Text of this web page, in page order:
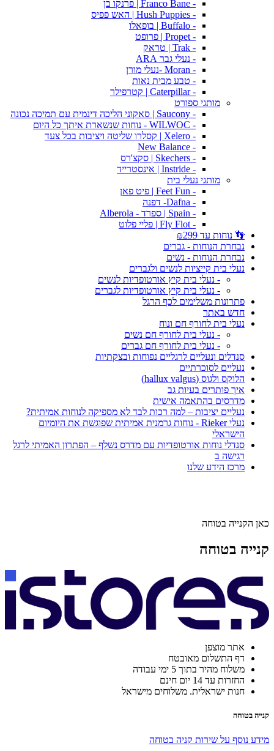
- Franco Bane | פרנקו בן
- Hush Puppies | האש פפיס
- Buffalo | בופאלו
- Propet | פרופט
- Trak | טראק
- נעלי גבר ARA
- Moran -נעלי מורן
- טבע מבית נאות
- Caterpillar | קטרפילר
מותגי ספורט
- Saucony | סאקוני הליכה דינמית עם תמיכה נכונה
- WILWOC - נוחות שנשארת איתך כל היום
- Xelero | קסלרו שליטה ויציבות בכל צעד
- New Balance
- Skechers | סקצ'רס
- Instride | אינסטרייד
מותגי נעלי בית
- Feet Fun | פיט פאן
- Dafna- דפנה
- Spain | ספרד - Alberola
- Fly Flot | פליי פלוט
👣 נוחות עד ₪299
נבחרת הנוחות - גברים
נבחרת הנוחות - נשים
נעלי בית קייציות לנשים ולגברים
- נעלי בית קיץ אורטופדיות לנשים
- נעלי בית קיץ אורטופדיות לגברים
פתרונות משלימים לכף הרגל
חדש באתר
נעלי בית לחורף חם ונוח
- נעלי בית לחורף חם נשים
- נעלי בית לחורף חם גברים
סנדלים ונעליים לרגליים נפוחות ובצקתיות
נעליים לסוכרתיים
הלוקס ולגוס (hallux valgus)
איך פותרים בעיות גב
מדרסים בהתאמה אישית
נעליים יציבות – למה רכות לבד לא מספיקה לנוחות אמיתית?
נעלי Rieker - נוחות גרמנית אמיתית שפוגשת את היומיום
הישראלי
סנדלי נוחות אורטופדיות עם מדרס נשלף – הפתרון האמיתי לרגל
רגישה ב
מרכז הידע שלנו
כאן הקנייה בטוחה
קנייה בטוחה
אתר מוצפן
דף התשלום מאובטח
משלוח מהיר בתוך 5 ימי עבודה
החזרות עד 14 יום חינם
חנות ישראלית. משלוחים מישראל
קנייה בטוחה
מידע נוסף על שירות קניה בטוחה